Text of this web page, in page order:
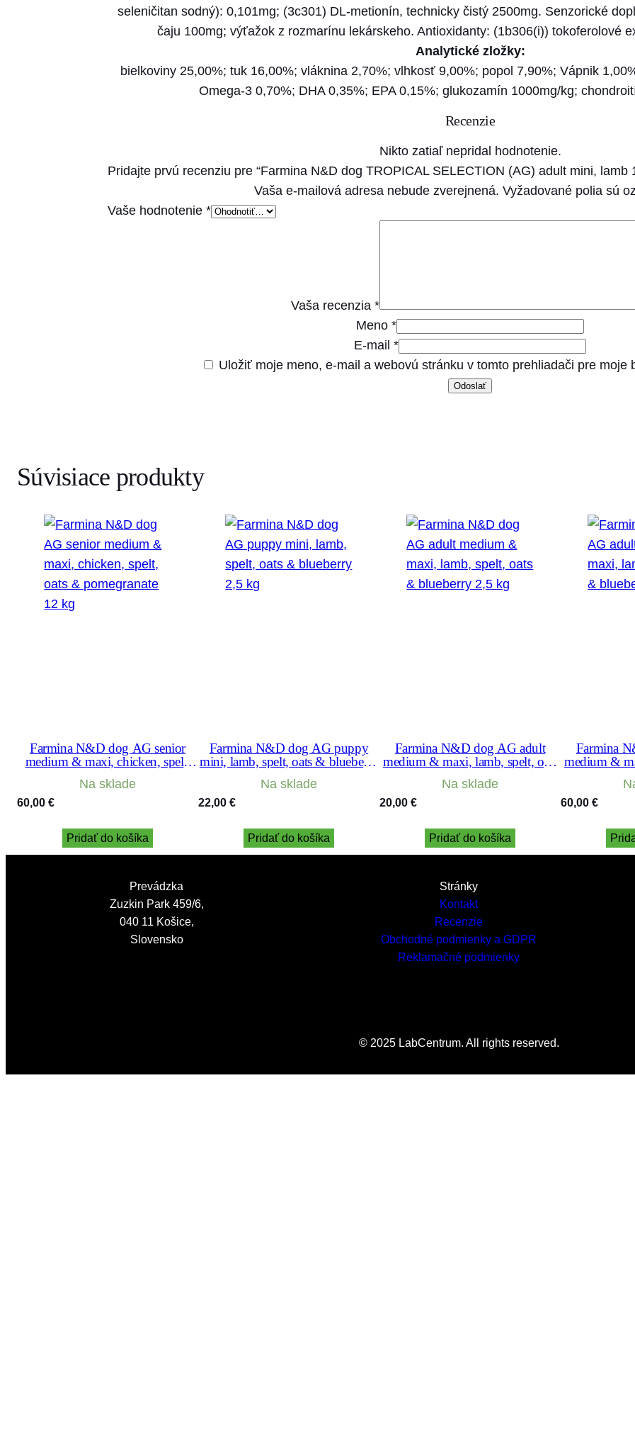
O
P
C
A
E
L
E
(
A
G
)
seleničitan sodný): 0,101mg; (3c301) DL-metionín, technicky čistý 2500mg. Senzorické
čaju 100mg; výťažok z rozmarínu lekárskeho. Antioxidanty: (1b306(i)) tokoferolové
Analytické zložky:
bielkoviny 25,00%; tuk 16,00%; vláknina 2,70%; vlhkosť 9,00%; popol 7,90%; Vápnik
Omega-3 0,70%; DHA 0,35%; EPA 0,15%; glukozamín 1000mg/kg;
Recenzie
Nikto zatiaľ nepridal hodnotenie.
Pridajte prvú recenziu pre “Farmina N&D dog TROPICAL SELECTION (AG) adult mini, lamb
Vaša e-mailová adresa nebude zverejnená. Vyžadované polia sú
Vaše hodnotenie *
Vaša recenzia *
Meno *
E-mail *
Uložiť moje meno, e-mail a webovú stránku v tomto prehliadači pre moje
Súvisiace produkty
Farmina N&D dog AG senior
medium & maxi, chicken, spelt,
Na sklade
60,00 €
Pridať do košíka
Farmina N&D dog AG puppy
mini, lamb, spelt, oats & blueberry
Na sklade
22,00 €
Pridať do košíka
Farmina N&D dog AG adult
medium & maxi, lamb, spelt, oats
Na sklade
20,00 €
Pridať do košíka
Farmina
medium &
60,00 €
Prevádzka
Zuzkin Park 459/6,
040 11 Košice,
Slovensko
Stránky
Kontakt
Recenzie
Obchodné podmienky a GDPR
Reklamačné podmienky
© 2025 LabCentrum. All rights reserved.